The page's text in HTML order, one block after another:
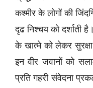
कश्मीर के लोगों की
दृढ निश्चय को दर्शाती
के खात्मे को लेकर
इन वीर जवानों को
प्रति गहरी संवेदना